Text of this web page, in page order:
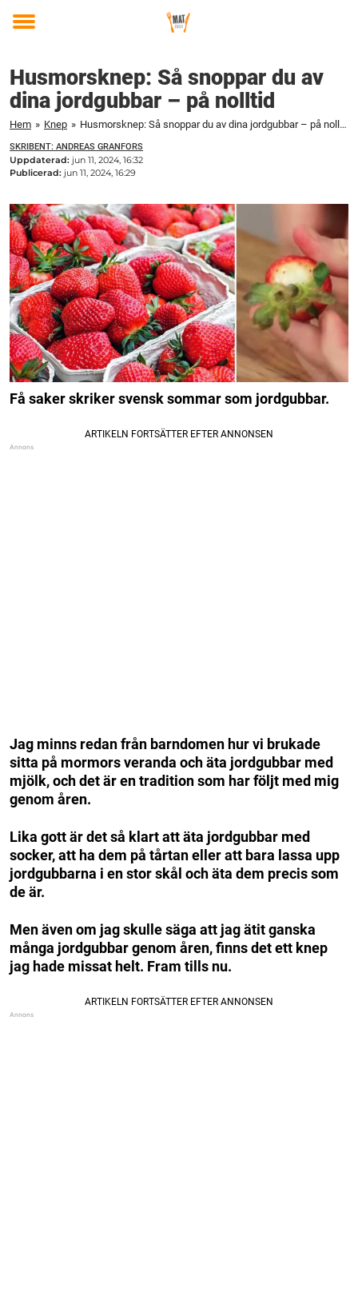
Toggle
Husmorsknep: Så snoppar du av
dina jordgubbar – på nolltid
Hem » Knep » Husmorsknep: Så snoppar du av dina jordgubbar – på nolltid
SKRIBENT: ANDREAS GRANFORS
Uppdaterad: jun 11, 2024, 16:32
Publicerad: jun 11, 2024, 16:29
Få saker skriker svensk sommar som jordgubbar.
Jag minns redan från barndomen hur vi brukade
sitta på mormors veranda och äta jordgubbar med
mjölk, och det är en tradition som har följt med mig
genom åren.
Lika gott är det så klart att äta jordgubbar med
socker, att ha dem på tårtan eller att bara lassa upp
jordgubbarna i en stor skål och äta dem precis som
de är.
Men även om jag skulle säga att jag ätit ganska
många jordgubbar genom åren, finns det ett knep
jag hade missat helt. Fram tills nu.